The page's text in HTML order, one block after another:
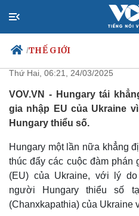
/THẾ GIỚI
Chính trị
Đảng
Tổ chức nhân sự
Quốc hội
Nhận diện sự thật
Hungary tiếp tục
Ukraine gia nhập
Thứ Hai, 06:21, 24/03/2025
VOV.VN - Hungary tái
gia nhập EU của Ukraine
Hungary thiểu số.
Hungary một lần nữa khẳng
thúc đẩy các cuộc đàm phán
(EU) của Ukraine, với lý
người Hungary thiểu số
(Chanxkapathia) của Ukraine